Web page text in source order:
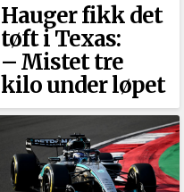
Hauger fikk det
tøft i Texas:
–⁠ Mistet tre
kilo under løpet